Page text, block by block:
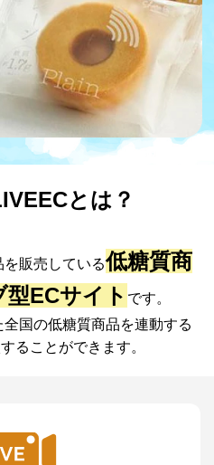
利用規約
プライバシーポ
リシー
とは？
販売している低糖質商
ECサイト です。
国の低糖質商品を連動する
ることができます。